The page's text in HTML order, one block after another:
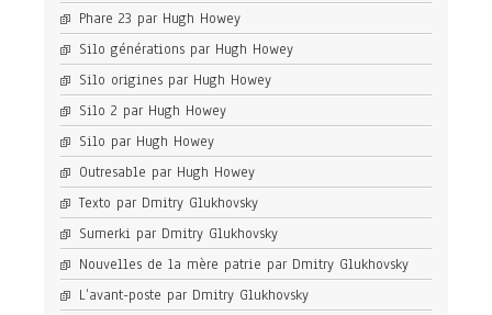
Phare 23 par Hugh Howey
Silo générations par Hugh Howey
Silo origines par Hugh Howey
Silo 2 par Hugh Howey
Silo par Hugh Howey
Outresable par Hugh Howey
Texto par Dmitry Glukhovsky
Sumerki par Dmitry Glukhovsky
Nouvelles de la mère patrie par Dmitry Glukhovsky
L’avant-poste par Dmitry Glukhovsky